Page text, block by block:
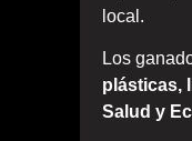
local.
Los
plásticas,
Salud y